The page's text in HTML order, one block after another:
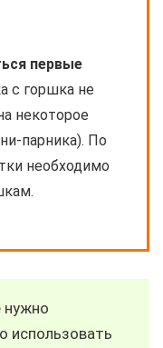
первые
с горшка не
некоторое
парника). По
необходимо
нужно
использовать